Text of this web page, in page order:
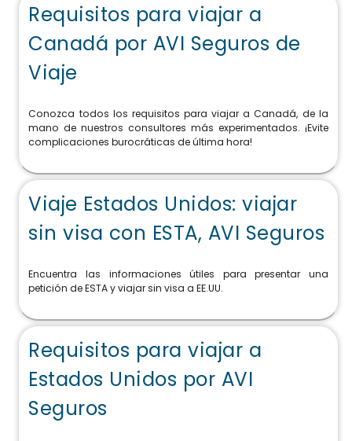
Requisitos para viajar a
Canadá por AVI Seguros de
Viaje
Conozca todos los requisitos para viajar a Canadá, de la
mano de nuestros consultores más experimentados. ¡Evite
complicaciones burocráticas de última hora!
Viaje Estados Unidos: viajar
sin visa con ESTA, AVI Seguros
Encuentra las informaciones útiles para presentar una
petición de ESTA y viajar sin visa a EE.UU.
Requisitos para viajar a
Estados Unidos por AVI
Seguros